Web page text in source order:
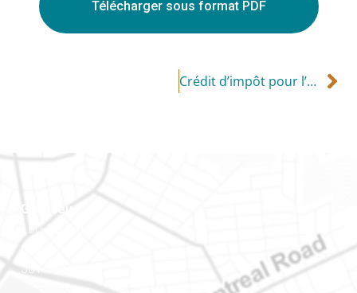
Télécharger sous format PDF
Crédit d’impôt pour l’amélioration de la qualité de l’air
Gatineau
100-200, rue Montcalm
Gatineau (Québec)
J8Y 3B5